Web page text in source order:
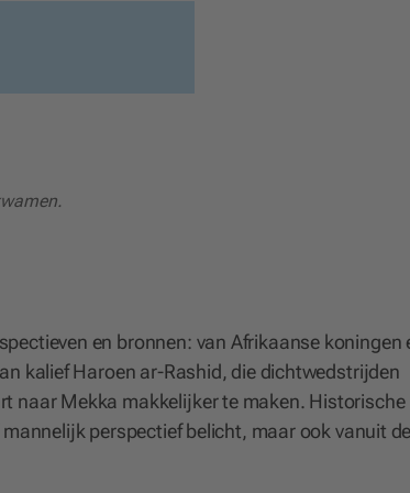
en bronnen: van Afrikaanse koningen
kalief Haroen ar-Rashid, die dichtwedstrijden
naar Mekka makkelijker te maken. Historische
perspectief belicht, maar ook vanuit